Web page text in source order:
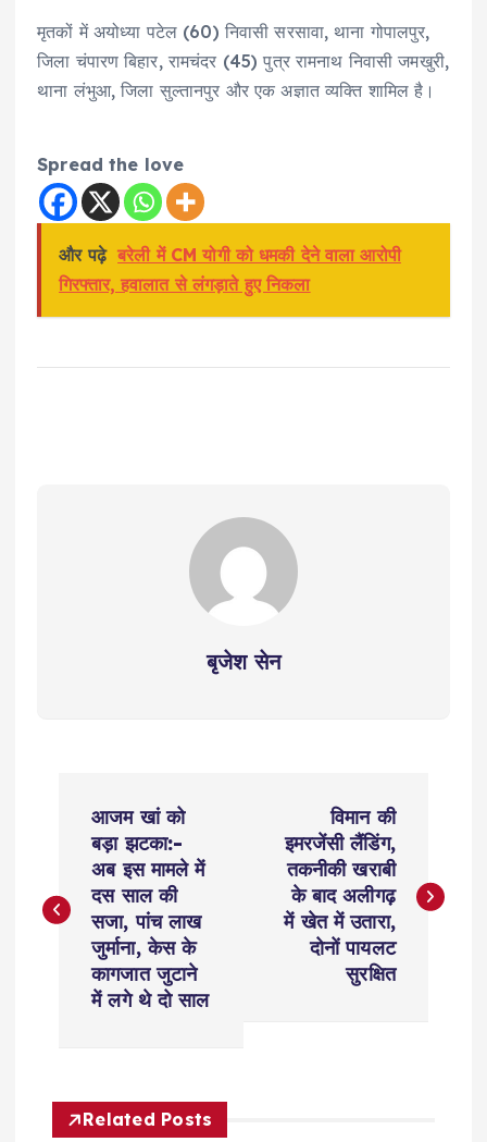
मृतकों में अयोध्या पटेल (60) निवासी सरसावा, थाना गोपालपुर,
जिला चंपारण बिहार, रामचंदर (45) पुत्र रामनाथ निवासी जमखुरी,
थाना लंभुआ, जिला सुल्तानपुर और एक अज्ञात व्यक्ति शामिल है।
Spread the love
और पढ़े बरेली में CM योगी को धमकी देने वाला आरोपी
गिरफ्तार, हवालात से लंगड़ाते हुए निकला
बृजेश सेन
s
v
आजम खां को
बड़ा झटका:-
अब इस मामले में
दस साल की
सजा, पांच लाख
जुर्माना, केस के
कागजात जुटाने
में लगे थे दो साल
विमान की
इमरजेंसी लैंडिंग,
तकनीकी खराबी
के बाद अलीगढ़
में खेत में उतारा,
दोनों पायलट
सुरक्षित
Related Posts